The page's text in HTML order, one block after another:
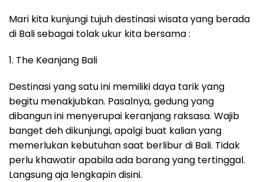
Mari kita kunjungi tujuh destinasi wisata yang berada
di Bali sebagai tolak ukur kita bersama :
1. The Keanjang Bali
Destinasi yang satu ini memiliki daya tarik yang
begitu menakjubkan. Pasalnya, gedung yang
dibangun ini menyerupai keranjang raksasa. Wajib
banget deh dikunjungi, apalgi buat kalian yang
memerlukan kebutuhan saat berlibur di Bali. Tidak
perlu khawatir apabila ada barang yang tertinggal.
Langsung aja lengkapin disini.